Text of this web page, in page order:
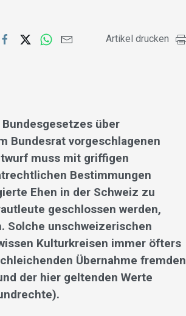
Artikel drucken
über
Bundesrat vorgeschlagenen
muss mit griffigen
Bestimmungen
Ehen in der Schweiz zu
geschlossen werden,
Solche unschweizerischen
Kulturkreisen immer öfters
Übernahme fremden
der hier geltenden Werte